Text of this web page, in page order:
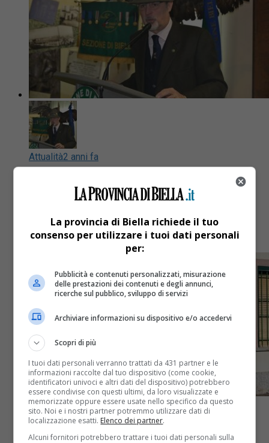
Attualità2 anni fa
100 giorni all’Adunata nazionale degli
Intervista al presidente Marco Fulcheri
La provincia di Biella richiede il tuo
consenso per utilizzare i tuoi dati personali
per:
Pubblicità e contenuti personalizzati, misurazione
delle prestazioni dei contenuti e degli annunci,
ricerche sul pubblico, sviluppo di servizi
Archiviare informazioni su dispositivo e/o accedervi
Scopri di più
I tuoi dati personali verranno trattati da 431 partner e le
informazioni raccolte dal tuo dispositivo (come cookie,
identificatori univoci e altri dati del dispositivo) potrebbero
essere condivise con questi ultimi, da loro visualizzate e
memorizzate oppure essere usate nello specifico da questo
sito. Noi e i nostri partner potremmo utilizzare dati di
localizzazione esatti. Elenco dei partner.
Alcuni fornitori potrebbero trattare i tuoi dati personali sulla